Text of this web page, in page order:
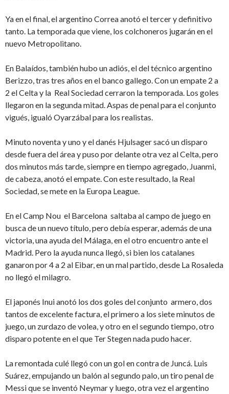
Ya en el final, el argentino Correa anotó el tercer y definitivo
tanto. La temporada que viene, los colchoneros jugarán en el
nuevo Metropolitano.
En Balaídos, también hubo un adiós, el del técnico argentino
Berizzo, tras tres años en el banco gallego. Con un empate 2 a
2 el Celta y la Real Sociedad cerraron la temporada. Los goles
llegaron en la segunda mitad. Aspas de penal para el conjunto
vigués, igualó Oyarzábal para los realistas.
Minuto noventa y uno y el danés Hjulsager sacó un disparo
desde fuera del área y puso por delante otra vez al Celta, pero
dos minutos más tarde, siempre en tiempo agregado, Juanmi,
de cabeza, anotó el empate. Con este resultado, la Real
Sociedad, se mete en la Europa League.
En el Camp Nou el Barcelona saltaba al campo de juego en
busca de un nuevo título, pero debía esperar, además de una
victoria, una ayuda del Málaga, en el otro encuentro ante el
Madrid. Pero la ayuda nunca llegó, si bien los catalanes
ganaron por 4 a 2 al Eibar, en un mal partido, desde La Rosaleda
no llegó el milagro.
El japonés Inui anotó los dos goles del conjunto armero, dos
tantos de excelente factura, el primero a los siete minutos de
juego, un zurdazo de volea, y otro en el segundo tiempo, otro
disparo potente en el que Ter Stegen nada pudo hacer.
La remontada culé llegó con un gol en contra de Juncá. Luis
Suárez, empujando un balón al segundo palo, un tiro penal de
Messi que se inventó Neymar y luego, otra vez el argentino